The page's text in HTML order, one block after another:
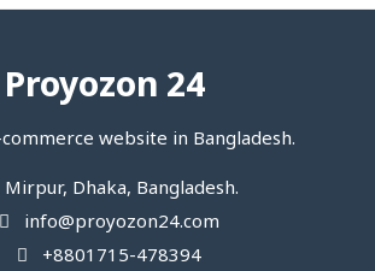
Proyozon 24
website in Bangladesh.
Mirpur, Dhaka, Bangladesh.
info@proyozon24.com
+8801715-478394